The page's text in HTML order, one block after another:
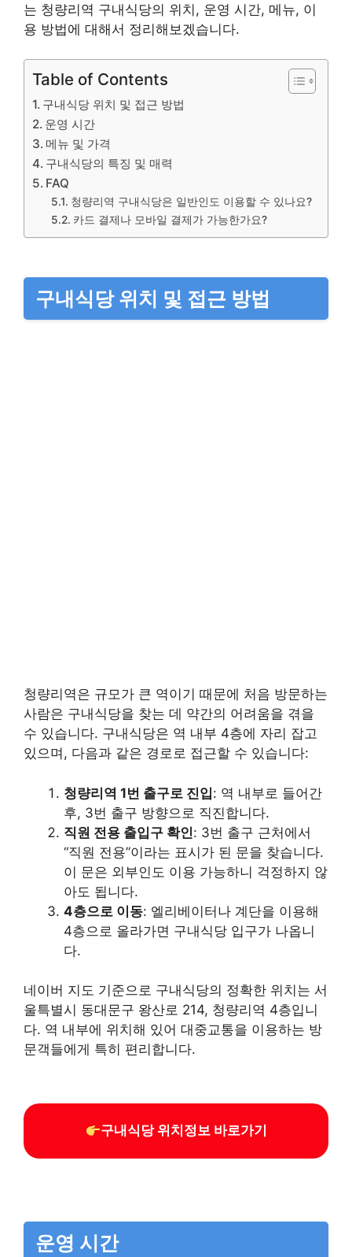
는 청량리역 구내식당의 위치, 운영 시간, 메뉴, 이
용 방법에 대해서 정리해보겠습니다.
Table of Contents
구내식당 위치 및 접근 방법
운영 시간
메뉴 및 가격
구내식당의 특징 및 매력
FAQ
청량리역 구내식당은 일반인도 이용할 수 있나요?
카드 결제나 모바일 결제가 가능한가요?
구내식당 위치 및 접근 방법
청량리역은 규모가 큰 역이기 때문에 처음 방문하는
사람은 구내식당을 찾는 데 약간의 어려움을 겪을
수 있습니다. 구내식당은 역 내부 4층에 자리 잡고
있으며, 다음과 같은 경로로 접근할 수 있습니다:
청량리역 1번 출구로 진입: 역 내부로 들어간
후, 3번 출구 방향으로 직진합니다.
직원 전용 출입구 확인: 3번 출구 근처에서
“직원 전용”이라는 표시가 된 문을 찾습니다.
이 문은 외부인도 이용 가능하니 걱정하지 않
아도 됩니다.
4층으로 이동: 엘리베이터나 계단을 이용해
4층으로 올라가면 구내식당 입구가 나옵니
다.
네이버 지도 기준으로 구내식당의 정확한 위치는 서
울특별시 동대문구 왕산로 214, 청량리역 4층입니
다. 역 내부에 위치해 있어 대중교통을 이용하는 방
문객들에게 특히 편리합니다.
구내식당 위치정보 바로가기
운영 시간